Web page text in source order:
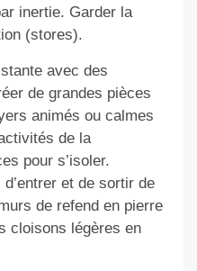
inertie. Garder la
(stores).
avec des
de grandes pièces
animés ou calmes
de la
pour s’isoler.
et de sortir de
de refend en pierre
cloisons légères en